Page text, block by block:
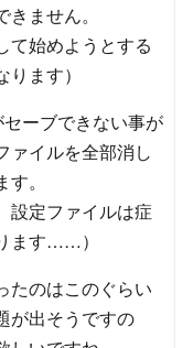
ません。
て始めようとする
ます）
ーブできない事が
ァイルを全部消し
。
設定ファイルは症
ます……）
たのはこのぐらい
が出そうですの